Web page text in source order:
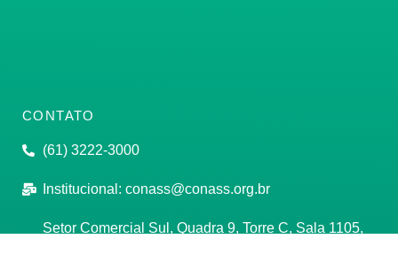
CONTATO
(61) 3222-3000
Institucional: conass@conass.org.br
Setor Comercial Sul, Quadra 9, Torre C, Sala 1105,